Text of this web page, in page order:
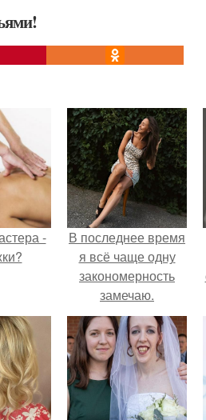
-
В последнее время
я всё чаще одну
закономерность
замечаю.